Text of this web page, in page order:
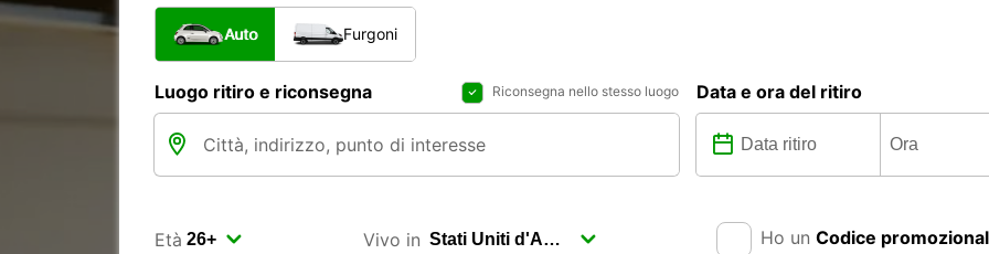
Auto Furgoni
Luogo ritiro e riconsegna Riconsegna nello stesso luogo Data e ora del ritiro
Età Vivo in Ho un Codice